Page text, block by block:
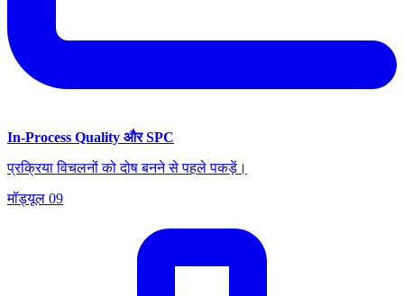
In-Process Quality और SPC
प्रक्रिया विचलनों को दोष बनने से पहले पकड़ें।
मॉड्यूल 09